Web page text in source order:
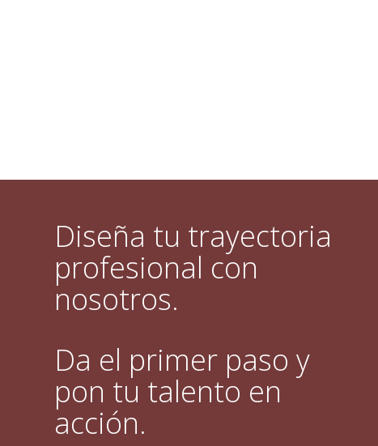
Diseña tu trayectoria
profesional con
nosotros.
Da el primer paso y
pon tu talento en
acción.